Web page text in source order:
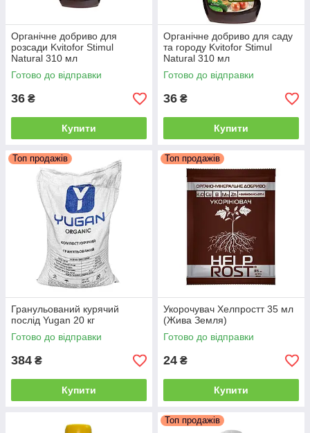
Органічне добриво для
розсади Kvitofor Stimul
Natural 310 мл
Готово до відправки
36 ₴
Купити
Органічне добриво для саду
та городу Kvitofor Stimul
Natural 310 мл
Готово до відправки
36 ₴
Купити
Топ продажів
Гранульований курячий
послід Yugan 20 кг
Готово до відправки
384 ₴
Купити
Топ продажів
Укорочувач Хелпростт 35 мл
(Жива Земля)
Готово до відправки
24 ₴
Купити
Топ продажів